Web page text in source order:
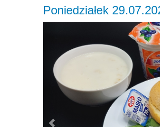
Poniedziałek